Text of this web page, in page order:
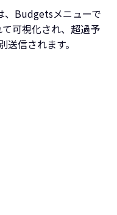
、Budgetsメニューで
可視化され、超過予
信されます。